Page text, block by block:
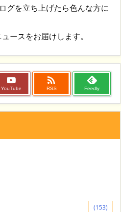
グを立ち上げたら色んな方に
ースをお届けします。
YouTube

RSS Feedly
(153)